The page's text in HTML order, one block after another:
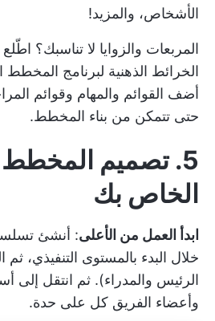
الأشخاص، والمزيد!
المربعات والزوايا لا تناسبك؟
الخرائط الذهنية لبرنامج المخطط
أضف القوائم والمهام وقوائم
حتى تتمكن من بناء المخطط.
5. تصميم
الخاص بك
ابدأ العمل من الأعلى: أنشئ
خلال البدء بالمستوى التنفيذي، ثم
الرئيس والمدراء). ثم انتقل
وأعضاء الفريق كل على حدة.